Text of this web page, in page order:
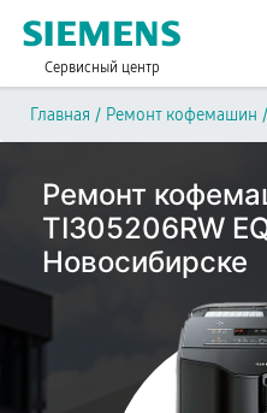
Сервисный центр
Главная / Ремонт кофемашин /
Ремонт
TI305206RW
Новосибирске